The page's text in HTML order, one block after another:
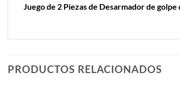
Juego de 2 Piezas de Desarmador de
PRODUCTOS RELACIONADOS